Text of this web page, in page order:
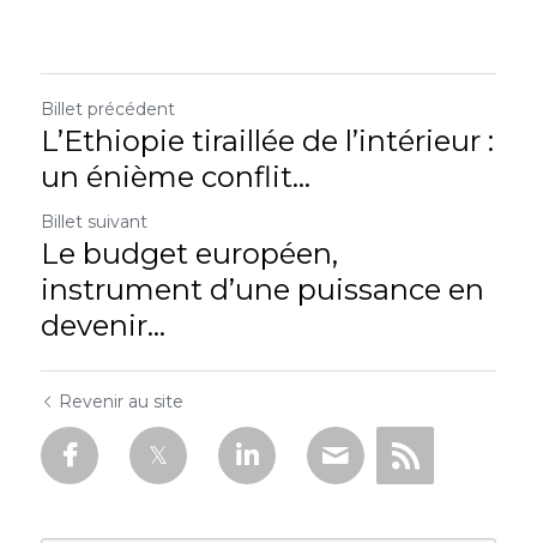
Billet précédent
L’Ethiopie tiraillée de l’intérieur :
un énième conflit...
Billet suivant
Le budget européen,
instrument d’une puissance en
devenir...
Revenir au site